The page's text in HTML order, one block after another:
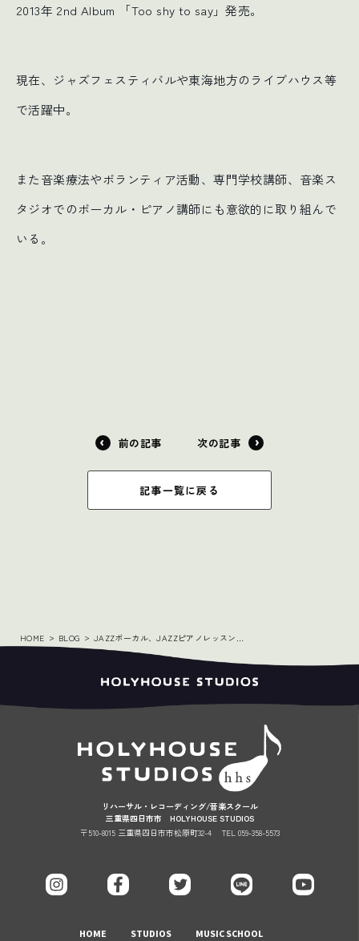
2013年 2nd Album 「Too shy to say」発売。
現在、ジャズフェスティバルや東海地方のライブハウス等
で活躍中。
また音楽療法やボランティア活動、専門学校講師、音楽ス
タジオでのボーカル・ピアノ講師にも意欲的に取り組んで
いる。
前の記事
記事一覧に戻る
次の記事
HOME BLOG JAZZボーカル、JAZZピアノレッスンに新講師加入のお知らせ♪
リハーサル・レコーディング/音楽スクール
三重県四日市市 HOLYHOUSE STUDIOS
〒510-8015 三重県四日市市松原町32-4
TEL 059-358-5573
HOME STUDIOS MUSIC SCHOOL